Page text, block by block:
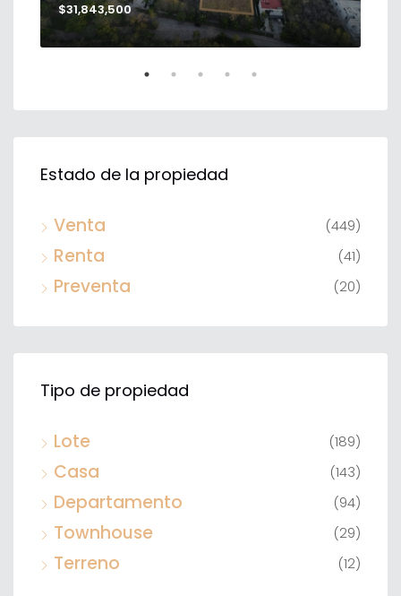
$31,843,500
Estado de la propiedad
Venta (449)
Renta (41)
Preventa (20)
Tipo de propiedad
Lote (189)
Casa (143)
Departamento (94)
Townhouse (29)
Terreno (12)